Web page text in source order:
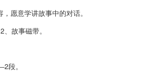
愿意学讲故事中的对话。
故事磁带。
段。